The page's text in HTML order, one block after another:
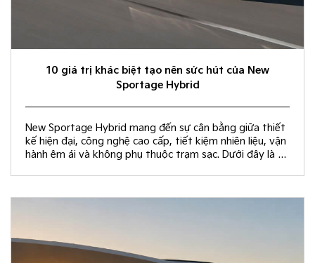
10 giá trị khác biệt tạo nên sức hút của New
Sportage Hybrid
New Sportage Hybrid mang đến sự cân bằng giữa thiết
kế hiện đại, công nghệ cao cấp, tiết kiệm nhiên liệu, vận
hành êm ái và không phụ thuộc trạm sạc. Dưới đây là 10